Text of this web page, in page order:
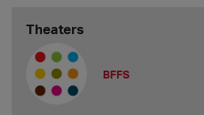
Theaters
BFFS